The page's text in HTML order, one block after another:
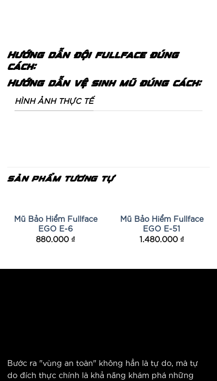
Hướng dẫn đội fullface đúng
cách:
Hướng dẫn vệ sinh mũ đúng cách:
HÌNH ẢNH THỰC TẾ
SẢN PHẨM TƯƠNG TỰ
Mũ Bảo Hiểm Fullface
EGO E-6
880.000 ₫
HẾT HÀNG
Mũ Bảo Hiểm Fullface
EGO E-51
1.480.000 ₫
Bước ra "vùng an toàn" không hẳn là tự do, mà tự
do đích thực chính là khả năng khám phá những